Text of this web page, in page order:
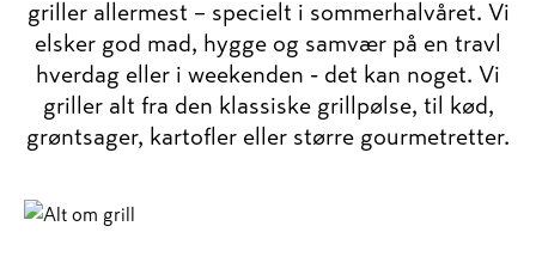
griller allermest – specielt i sommerhalvåret. Vi
elsker god mad, hygge og samvær på en travl
hverdag eller i weekenden - det kan noget. Vi
griller alt fra den klassiske grillpølse, til kød,
grøntsager, kartofler eller større gourmetretter.